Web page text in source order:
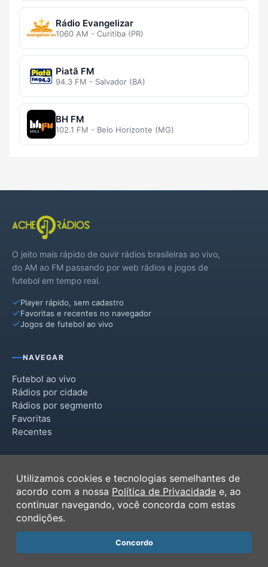
Rádio Evangelizar
1060 AM - Curitiba (PR)
Piatã FM
94.3 FM - Salvador (BA)
BH FM
102.1 FM - Belo Horizonte (MG)
O jeito mais rápido de ouvir rádios brasileiras ao vivo,
do AM ao FM passando por web rádios e jogos de
futebol em tempo real.
Player rápido, sem cadastro
Favoritas e recentes no navegador
Jogos de futebol ao vivo
NAVEGAR
Futebol ao vivo
Rádios por cidade
Rádios por segmento
Favoritas
Recentes
Termos de Uso
Política de Privacidade
Ferramentas
Contato
Utilizamos cookies e tecnologias semelhantes de
acordo com a nossa Política de Privacidade e, ao
continuar navegando, você concorda com estas
condições.
Concordo